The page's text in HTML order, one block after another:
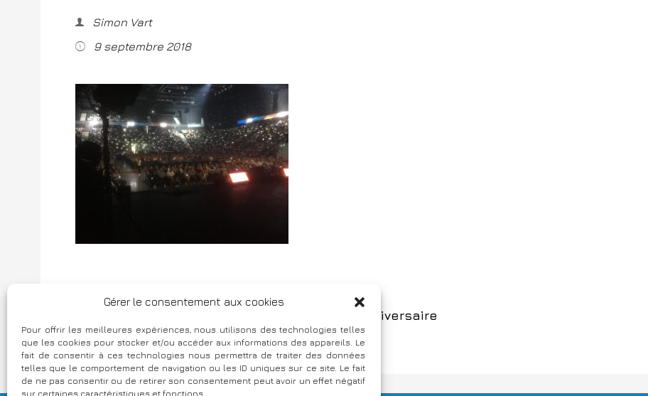
Gérer le consentement aux cookies
Pour offrir les meilleures expériences, nous utilisons des technologies telles
que les cookies pour stocker et/ou accéder aux informations des appareils. Le
fait de consentir à ces technologies nous permettra de traiter des données
telles que le comportement de navigation ou les ID uniques sur ce site. Le fait
de ne pas consentir ou de retirer son consentement peut avoir un effet négatif
sur certaines caractéristiques et fonctions.
Simon Vart
9 septembre 2018
N
a
v
Crédit Agricole Alpes Provence – 25ème anniversaire